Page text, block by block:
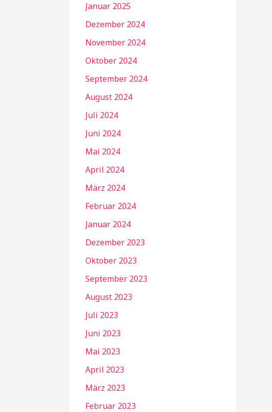
Januar 2025
Dezember 2024
November 2024
Oktober 2024
September 2024
August 2024
Juli 2024
Juni 2024
Mai 2024
April 2024
März 2024
Februar 2024
Januar 2024
Dezember 2023
Oktober 2023
September 2023
August 2023
Juli 2023
Juni 2023
Mai 2023
April 2023
März 2023
Februar 2023